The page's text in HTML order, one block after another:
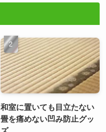
和室に置いても目立たない
畳を痛めない凹み防止グッ